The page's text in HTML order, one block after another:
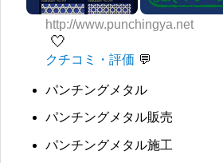
http://www.punchingya.net
🤍
クチコミ・評価
パンチングメタル
パンチングメタル販売
パンチングメタル施工